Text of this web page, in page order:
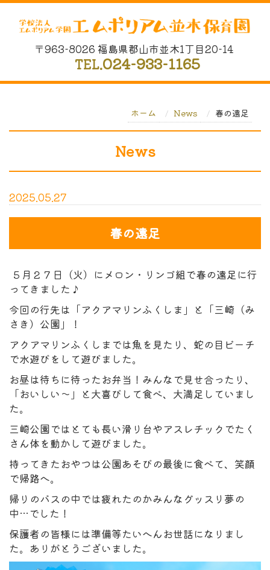
〒963-8026 福島県郡山市並木1丁目20-14
TEL.024-933-1165
ホーム News 春の遠足
News
2025.05.27
春の遠足
５月２７日（火）にメロン・リンゴ組で春の遠足に行
ってきました♪
今回の行先は「アクアマリンふくしま」と「三崎（み
さき）公園」！
アクアマリンふくしまでは魚を見たり、蛇の目ビーチ
で水遊びをして遊びました。
お昼は待ちに待ったお弁当！みんなで見せ合ったり、
「おいしい～」と大喜びして食べ、大満足していまし
た。
三崎公園ではとても長い滑り台やアスレチックでたく
さん体を動かして遊びました。
持ってきたおやつは公園あそびの最後に食べて、笑顔
で帰路へ。
帰りのバスの中では疲れたのかみんなグッスリ夢の
中…でした！
保護者の皆様には準備等たいへんお世話になりまし
た。ありがとうございました。